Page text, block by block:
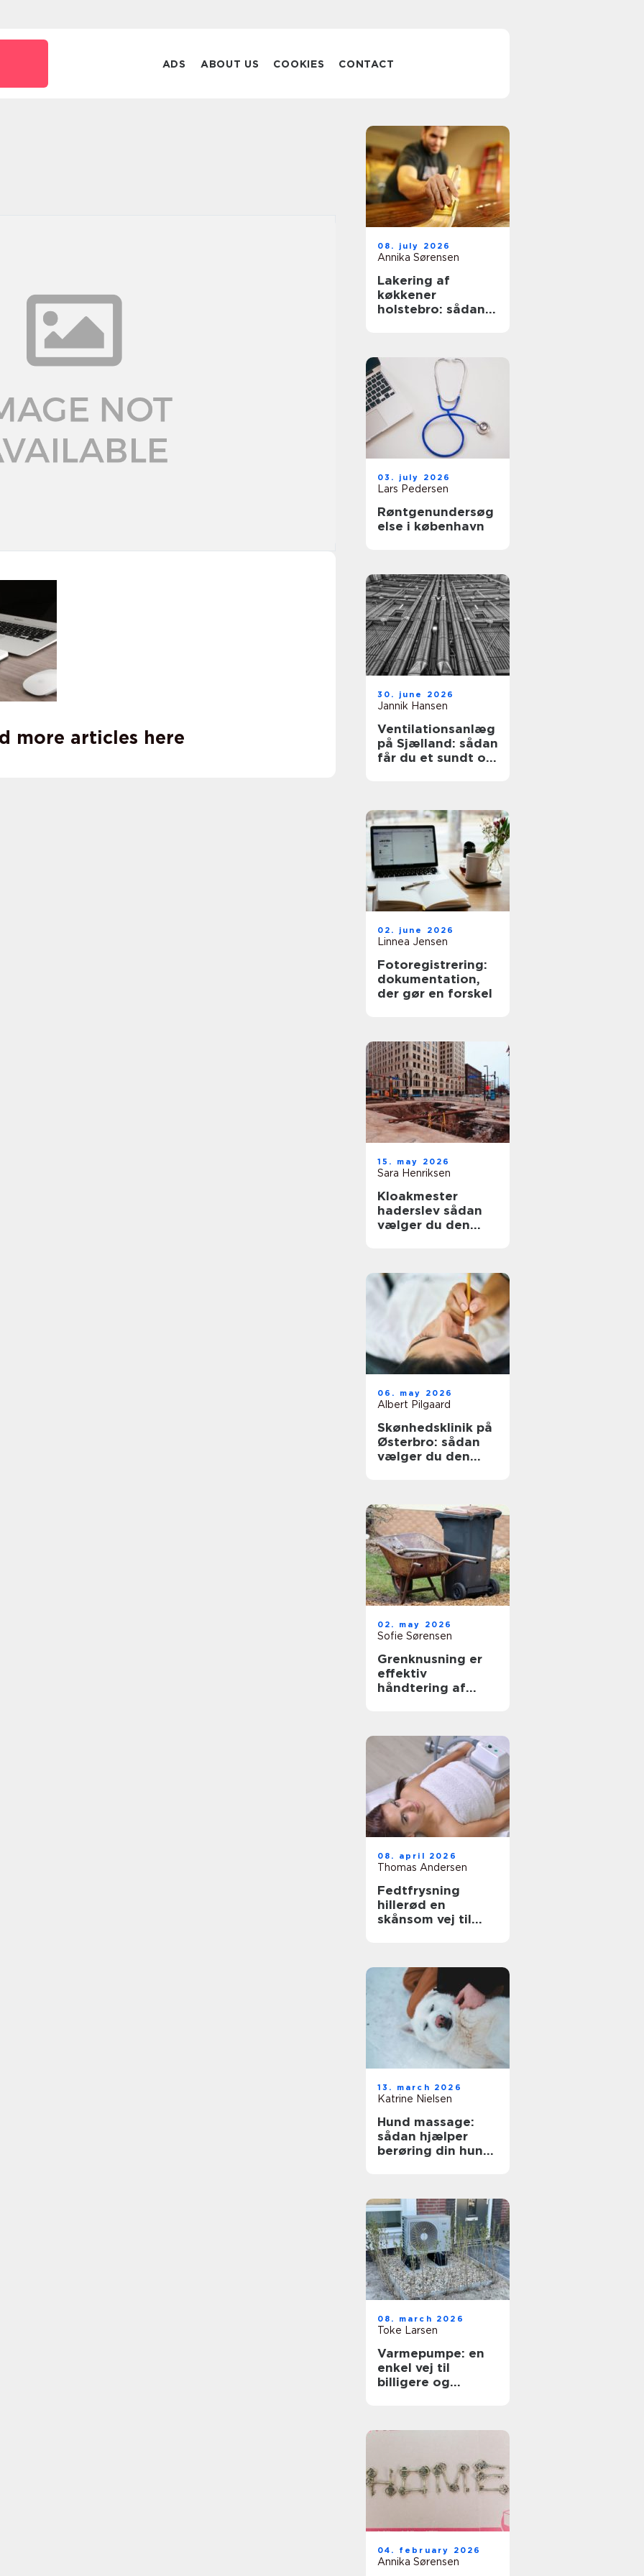
ADS ABOUT US COOKIES CONTACT
more articles here
08. july 2026
Annika Sørensen
Lakering af
køkkener
holstebro: sådan
03. july 2026
Lars Pedersen
Røntgenundersøg
else i københavn
30. june 2026
Jannik Hansen
Ventilationsanlæg
på Sjælland: sådan
får du et sundt og
02. june 2026
Linnea Jensen
Fotoregistrering:
dokumentation,
der gør en forskel
15. may 2026
Sara Henriksen
Kloakmester
haderslev sådan
vælger du den
06. may 2026
Albert Pilgaard
Skønhedsklinik på
Østerbro: sådan
vælger du den
02. may 2026
Sofie Sørensen
Grenknusning er
effektiv
håndtering af
08. april 2026
Thomas Andersen
Fedtfrysning
hillerød en
skånsom vej til
13. march 2026
Katrine Nielsen
Hund massage:
sådan hjælper
berøring din hund
08. march 2026
Toke Larsen
Varmepumpe: en
enkel vej til
billigere og
04. february 2026
Annika Sørensen